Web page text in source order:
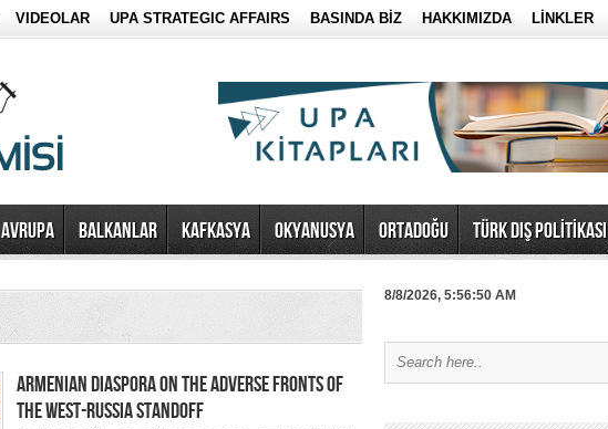
VIDEOLAR UPA STRATEGIC AFFAIRS BASINDA BİZ HAKKIMIZDA LİNKLER
AVRUPA BALKANLAR KAFKASYA OKYANUSYA ORTADOĞU TÜRK DIŞ POLİTİKASI
ARMENIAN DIASPORA ON THE ADVERSE FRONTS OF
THE WEST-RUSSIA STANDOFF
8/8/2026, 5:56:50 AM